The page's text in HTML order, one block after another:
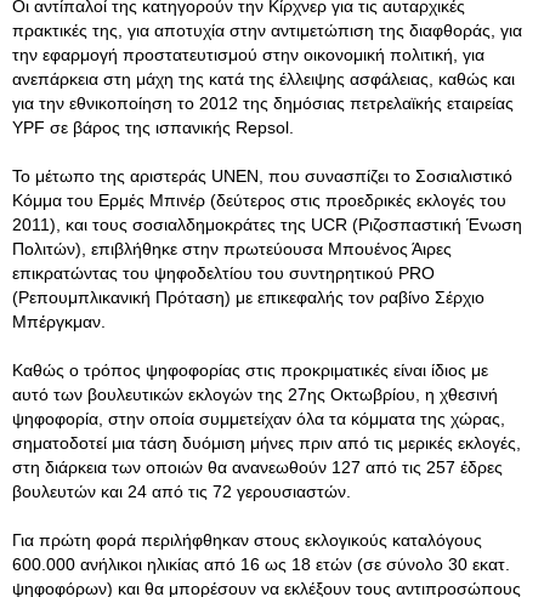
Οι αντίπαλοί της κατηγορούν την Κίρχνερ για τις αυταρχικές
πρακτικές της, για αποτυχία στην αντιμετώπιση της διαφθοράς, για
την εφαρμογή προστατευτισμού στην οικονομική πολιτική, για
ανεπάρκεια στη μάχη της κατά της έλλειψης ασφάλειας, καθώς και
για την εθνικοποίηση το 2012 της δημόσιας πετρελαϊκής εταιρείας
YPF σε βάρος της ισπανικής Repsol.
Το μέτωπο της αριστεράς UNEN, που συνασπίζει το Σοσιαλιστικό
Κόμμα του Ερμές Μπινέρ (δεύτερος στις προεδρικές εκλογές του
2011), και τους σοσιαλδημοκράτες της UCR (Ριζοσπαστική Ένωση
Πολιτών), επιβλήθηκε στην πρωτεύουσα Μπουένος Άιρες
επικρατώντας του ψηφοδελτίου του συντηρητικού PRO
(Ρεπουμπλικανική Πρόταση) με επικεφαλής τον ραβίνο Σέρχιο
Μπέργκμαν.
Καθώς ο τρόπος ψηφοφορίας στις προκριματικές είναι ίδιος με
αυτό των βουλευτικών εκλογών της 27ης Οκτωβρίου, η χθεσινή
ψηφοφορία, στην οποία συμμετείχαν όλα τα κόμματα της χώρας,
σηματοδοτεί μια τάση δυόμιση μήνες πριν από τις μερικές εκλογές,
στη διάρκεια των οποιών θα ανανεωθούν 127 από τις 257 έδρες
βουλευτών και 24 από τις 72 γερουσιαστών.
Για πρώτη φορά περιλήφθηκαν στους εκλογικούς καταλόγους
600.000 ανήλικοι ηλικίας από 16 ως 18 ετών (σε σύνολο 30 εκατ.
ψηφοφόρων) και θα μπορέσουν να εκλέξουν τους αντιπροσώπους